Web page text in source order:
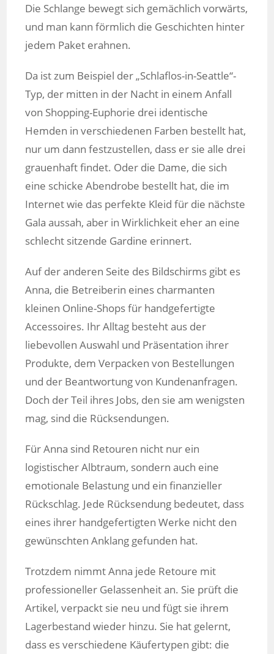
Die Schlange bewegt sich gemächlich vorwärts,
und man kann förmlich die Geschichten hinter
jedem Paket erahnen.
Da ist zum Beispiel der „Schlaflos-in-Seattle“-
Typ, der mitten in der Nacht in einem Anfall
von Shopping-Euphorie drei identische
Hemden in verschiedenen Farben bestellt hat,
nur um dann festzustellen, dass er sie alle drei
grauenhaft findet. Oder die Dame, die sich
eine schicke Abendrobe bestellt hat, die im
Internet wie das perfekte Kleid für die nächste
Gala aussah, aber in Wirklichkeit eher an eine
schlecht sitzende Gardine erinnert.
Auf der anderen Seite des Bildschirms gibt es
Anna, die Betreiberin eines charmanten
kleinen Online-Shops für handgefertigte
Accessoires. Ihr Alltag besteht aus der
liebevollen Auswahl und Präsentation ihrer
Produkte, dem Verpacken von Bestellungen
und der Beantwortung von Kundenanfragen.
Doch der Teil ihres Jobs, den sie am wenigsten
mag, sind die Rücksendungen.
Für Anna sind Retouren nicht nur ein
logistischer Albtraum, sondern auch eine
emotionale Belastung und ein finanzieller
Rückschlag. Jede Rücksendung bedeutet, dass
eines ihrer handgefertigten Werke nicht den
gewünschten Anklang gefunden hat.
Trotzdem nimmt Anna jede Retoure mit
professioneller Gelassenheit an. Sie prüft die
Artikel, verpackt sie neu und fügt sie ihrem
Lagerbestand wieder hinzu. Sie hat gelernt,
dass es verschiedene Käufertypen gibt: die